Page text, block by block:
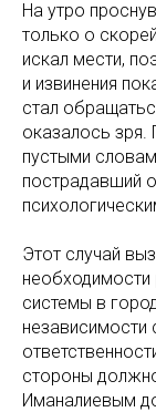
На утро
только о
искал мести,
и извинения
стал
оказалось зря.
пустыми
пострадавший
Этот случай
системы в
независимости
стороны
Иманалиевым